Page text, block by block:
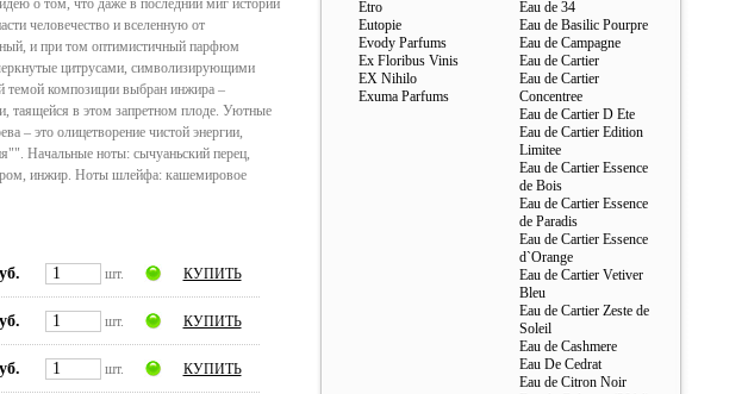
о том, что даже в последний миг истории
человечество и вселенную от
и при том оптимистичный парфюм
цитрусами, символизирующими
темой композиции выбран инжира –
таящейся в этом запретном плоде. Уютные
– это олицетворение чистой энергии,
Начальные ноты: сычуаньский перец,
ром, инжир. Ноты шлейфа: кашемировое
шт. КУПИТЬ
шт. КУПИТЬ
шт. КУПИТЬ
Etro
Eutopie
Evody Parfums
Ex Floribus Vinis
EX Nihilo
Exuma Parfums
Eau de 34
Eau de Basilic Pourpre
Eau de Campagne
Eau de Cartier
Eau de Cartier
Concentree
Eau de Cartier D Ete
Eau de Cartier Edition
Limitee
Eau de Cartier Essence
de Bois
Eau de Cartier Essence
de Paradis
Eau de Cartier Essence
d`Orange
Eau de Cartier Vetiver
Bleu
Eau de Cartier Zeste de
Soleil
Eau de Cashmere
Eau De Cedrat
Eau de Citron Noir